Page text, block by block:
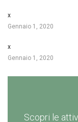
x
Gennaio 1, 2020
x
Gennaio 1, 2020
Scopri le